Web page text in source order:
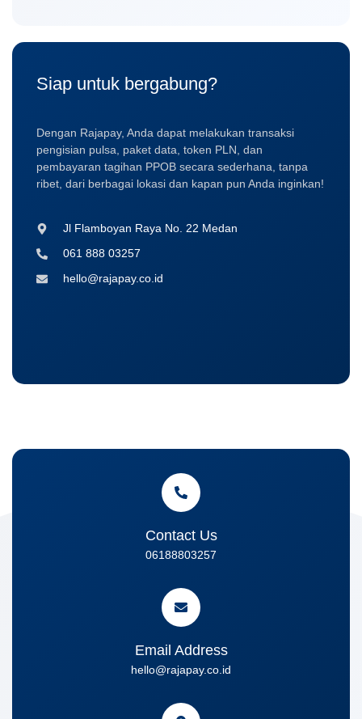
Siap untuk bergabung?
Dengan Rajapay, Anda dapat melakukan transaksi
pengisian pulsa, paket data, token PLN, dan
pembayaran tagihan PPOB secara sederhana, tanpa
ribet, dari berbagai lokasi dan kapan pun Anda inginkan!
Jl Flamboyan Raya No. 22 Medan
061 888 03257
hello@rajapay.co.id
Contact Us
06188803257
Email Address
hello@rajapay.co.id